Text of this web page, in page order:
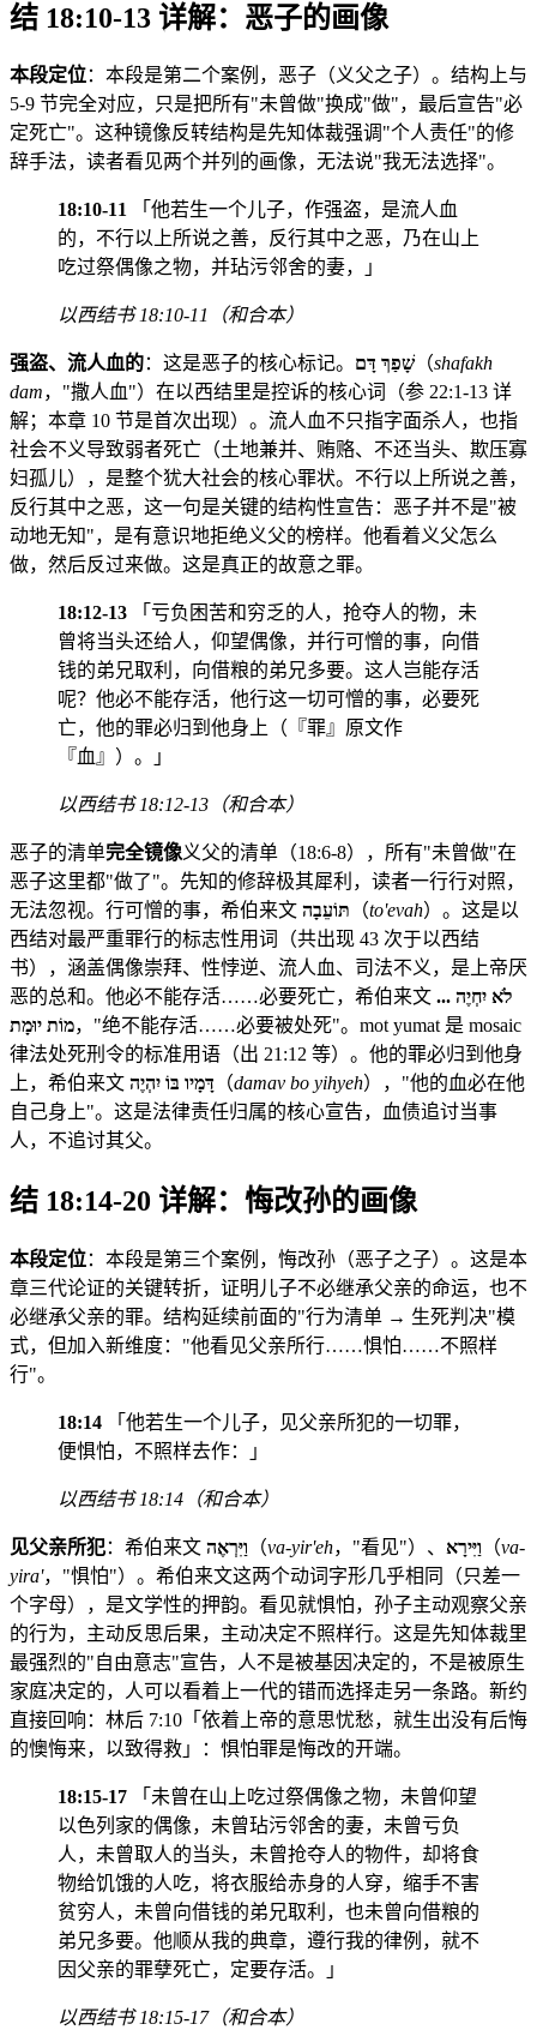
结 18:10-13 详解：恶子的画像
本段定位：本段是第二个案例，恶子（义父之子）。结构上与
5-9 节完全对应，只是把所有"未曾做"换成"做"，最后宣告"必
定死亡"。这种镜像反转结构是先知体裁强调"个人责任"的修
辞手法，读者看见两个并列的画像，无法说"我无法选择"。
18:10-11 「他若生一个儿子，作强盗，是流人血
的，不行以上所说之善，反行其中之恶，乃在山上
吃过祭偶像之物，并玷污邻舍的妻，」
以西结书 18:10-11（和合本）
强盗、流人血的：这是恶子的核心标记。 שָׁפַךְ דָּם（shafakh
dam，"撒人血"）在以西结里是控诉的核心词（参 22:1-13 详
解；本章 10 节是首次出现）。流人血不只指字面杀人，也指
社会不义导致弱者死亡（土地兼并、贿赂、不还当头、欺压寡
妇孤儿），是整个犹大社会的核心罪状。不行以上所说之善，
反行其中之恶，这一句是关键的结构性宣告：恶子并不是"被
动地无知"，是有意识地拒绝义父的榜样。他看着义父怎么
做，然后反过来做。这是真正的故意之罪。
18:12-13 「亏负困苦和穷乏的人，抢夺人的物，未
曾将当头还给人，仰望偶像，并行可憎的事，向借
钱的弟兄取利，向借粮的弟兄多要。这人岂能存活
呢？他必不能存活，他行这一切可憎的事，必要死
亡，他的罪必归到他身上（『罪』原文作
『血』）。」
以西结书 18:12-13（和合本）
恶子的清单完全镜像义父的清单（18:6-8），所有"未曾做"在
恶子这里都"做了"。先知的修辞极其犀利，读者一行行对照，
无法忽视。行可憎的事，希伯来文 תּוֹעֵבָה （to'evah）。这是以
西结对最严重罪行的标志性用词（共出现 43 次于以西结
书），涵盖偶像崇拜、性悖逆、流人血、司法不义，是上帝厌
恶的总和。他必不能存活……必要死亡，希伯来文 לֹא יִחְיֶה ...
מוֹת יוּמָת，"绝不能存活……必要被处死"。mot yumat 是 mosaic
律法处死刑令的标准用语（出 21:12 等）。他的罪必归到他身
上，希伯来文 דָּמָיו בּוֹ יִהְיֶה （damav bo yihyeh），"他的血必在他
自己身上"。这是法律责任归属的核心宣告，血债追讨当事
人，不追讨其父。
结 18:14-20 详解：悔改孙的画像
本段定位：本段是第三个案例，悔改孙（恶子之子）。这是本
章三代论证的关键转折，证明儿子不必继承父亲的命运，也不
必继承父亲的罪。结构延续前面的"行为清单 → 生死判决"模
式，但加入新维度："他看见父亲所行……惧怕……不照样
行"。
18:14 「他若生一个儿子，见父亲所犯的一切罪，
便惧怕，不照样去作：」
以西结书 18:14（和合本）
见父亲所犯：希伯来文 וַיִּרְאֶה （va-yir'eh，"看见"）、 וַיִּירָא （va-
yira'，"惧怕"）。希伯来文这两个动词字形几乎相同（只差一
个字母），是文学性的押韵。看见就惧怕，孙子主动观察父亲
的行为，主动反思后果，主动决定不照样行。这是先知体裁里
最强烈的"自由意志"宣告，人不是被基因决定的，不是被原生
家庭决定的，人可以看着上一代的错而选择走另一条路。新约
直接回响：林后 7:10「依着上帝的意思忧愁，就生出没有后悔
的懊悔来，以致得救」：惧怕罪是悔改的开端。
18:15-17 「未曾在山上吃过祭偶像之物，未曾仰望
以色列家的偶像，未曾玷污邻舍的妻，未曾亏负
人，未曾取人的当头，未曾抢夺人的物件，却将食
物给饥饿的人吃，将衣服给赤身的人穿，缩手不害
贫穷人，未曾向借钱的弟兄取利，也未曾向借粮的
弟兄多要。他顺从我的典章，遵行我的律例，就不
因父亲的罪孽死亡，定要存活。」
以西结书 18:15-17（和合本）